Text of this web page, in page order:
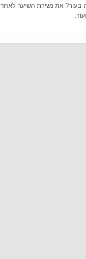
בעור? את נשירת השיער לאחר